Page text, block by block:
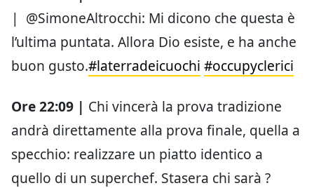
| @SimoneAltrocchi: Mi dicono che questa è
l’ultima puntata. Allora Dio esiste, e ha anche
buon gusto.#laterradeicuochi #occupyclerici
Ore 22:09 | Chi vincerà la prova tradizione
andrà direttamente alla prova finale, quella a
specchio: realizzare un piatto identico a
quello di un superchef. Stasera chi sarà ?